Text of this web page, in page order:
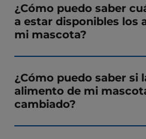
¿Cómo puedo saber
a estar disponibles los
mi mascota?
¿Cómo puedo saber si
alimento de mi
cambiado?